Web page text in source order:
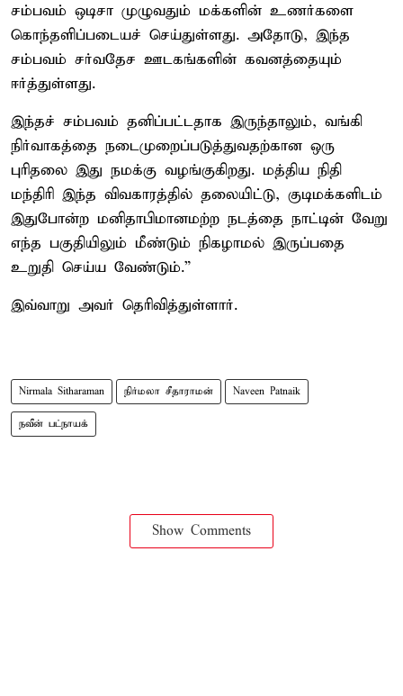
சம்பவம் ஒடிசா முழுவதும் மக்களின் உணர்களை
கொந்தளிப்படையச் செய்துள்ளது. அதோடு, இந்த
சம்பவம் சர்வதேச ஊடகங்களின் கவனத்தையும்
ஈர்த்துள்ளது.
இந்தச் சம்பவம் தனிப்பட்டதாக இருந்தாலும், வங்கி
நிர்வாகத்தை நடைமுறைப்படுத்துவதற்கான ஒரு
புரிதலை இது நமக்கு வழங்குகிறது. மத்திய நிதி
மந்திரி இந்த விவகாரத்தில் தலையிட்டு, குடிமக்களிடம்
இதுபோன்ற மனிதாபிமானமற்ற நடத்தை நாட்டின் வேறு
எந்த பகுதியிலும் மீண்டும் நிகழாமல் இருப்பதை
உறுதி செய்ய வேண்டும்.”
இவ்வாறு அவர் தெரிவித்துள்ளார்.
Nirmala Sitharaman நிர்மலா சீதாராமன் Naveen Patnaik
நவீன் பட்நாயக்
Show Comments